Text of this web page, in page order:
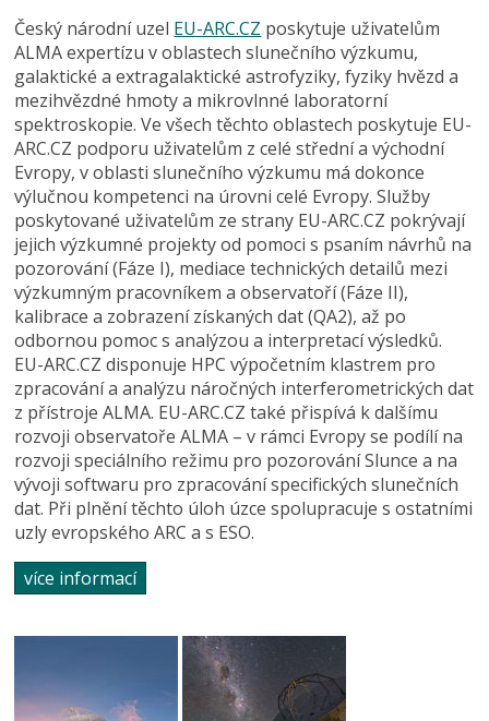
Český národní uzel EU-ARC.CZ poskytuje uživatelům
ALMA expertízu v oblastech slunečního výzkumu,
galaktické a extragalaktické astrofyziky, fyziky hvězd a
mezihvězdné hmoty a mikrovlnné laboratorní
spektroskopie. Ve všech těchto oblastech poskytuje EU-
ARC.CZ podporu uživatelům z celé střední a východní
Evropy, v oblasti slunečního výzkumu má dokonce
výlučnou kompetenci na úrovni celé Evropy. Služby
poskytované uživatelům ze strany EU-ARC.CZ pokrývají
jejich výzkumné projekty od pomoci s psaním návrhů na
pozorování (Fáze I), mediace technických detailů mezi
výzkumným pracovníkem a observatoří (Fáze II),
kalibrace a zobrazení získaných dat (QA2), až po
odbornou pomoc s analýzou a interpretací výsledků.
EU-ARC.CZ disponuje HPC výpočetním klastrem pro
zpracování a analýzu náročných interferometrických dat
z přístroje ALMA. EU-ARC.CZ také přispívá k dalšímu
rozvoji observatoře ALMA – v rámci Evropy se podílí na
rozvoji speciálního režimu pro pozorování Slunce a na
vývoji softwaru pro zpracování specifických slunečních
dat. Při plnění těchto úloh úzce spolupracuje s ostatními
uzly evropského ARC a s ESO.
více informací